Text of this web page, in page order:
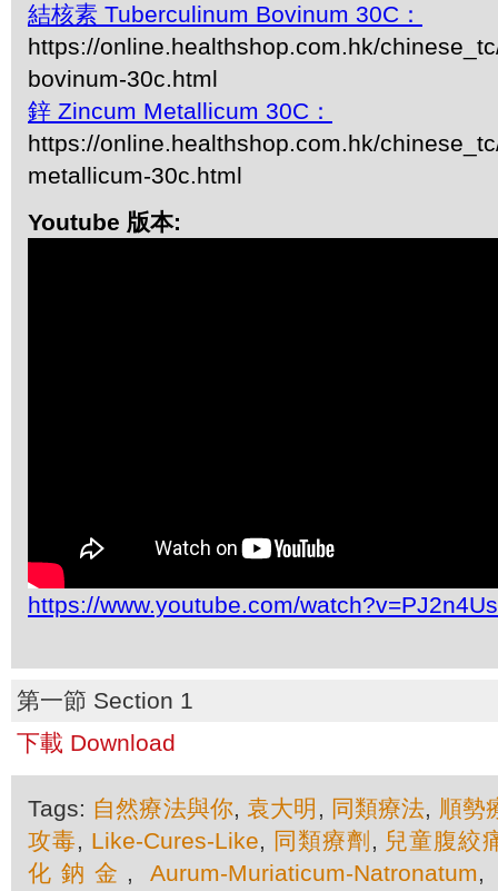
結核素 Tuberculinum Bovinum 30C：
https://online.healthshop.com.hk/
bovinum-30c.html
鋅 Zincum Metallicum 30C：
https://online.healthshop.com.hk/
metallicum-30c.html
Youtube 版本:
https://www.youtube.com/
第一節 Section 1
下載 Download
Tags: 自然療法與你,袁大明 , 同類療法, 順勢
攻毒, Like-Cures-Like, 同類療劑 , 兒童腹絞
化鈉金 ,Aurum-Muriaticum-Natronatum